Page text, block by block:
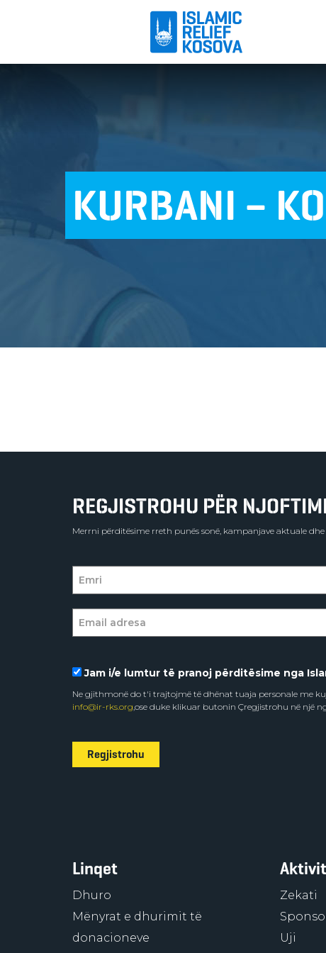
KURBANI –
REGJISTROHU PËR
Merrni përditësime rreth punës sonë, kampanjave aktuale
Jam i/e lumtur të pranoj përditësime nga
Ne gjithmonë do t'i trajtojmë të dhënat tuaja personale me
info@ir-rks.org,ose duke klikuar butonin Çregjistrohu në një
Regjistrohu
Linqet
Dhuro
Mënyrat e dhurimit të
donacioneve
Zekati
Uji